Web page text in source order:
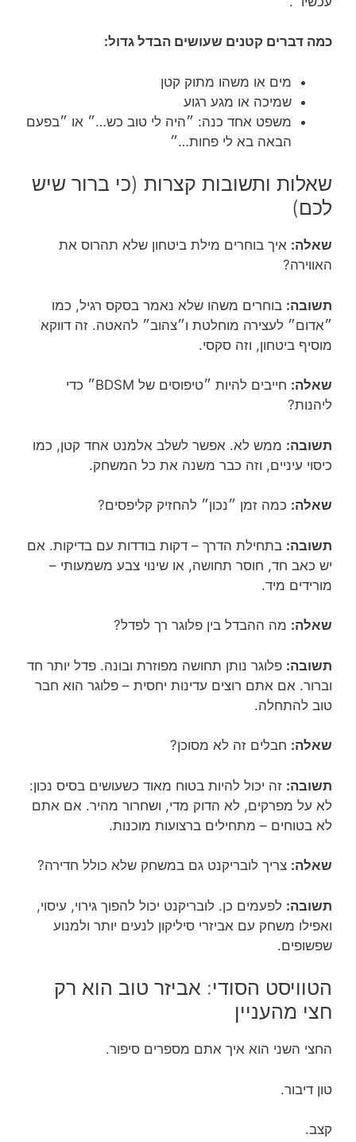
כמה דברים קטנים שעושים הבדל גדול:
מים או משהו מתוק קטן
שמיכה או מגע רגוע
משפט אחד כנה: ״היה לי טוב כש…״ או ״בפעם
הבאה בא לי פחות…״
שאלות ותשובות קצרות (כי ברור שיש
לכם)
שאלה: איך בוחרים מילת ביטחון שלא תהרוס את
האווירה?
תשובה: בוחרים משהו שלא נאמר בסקס רגיל, כמו
״אדום״ לעצירה מוחלטת ו״צהוב״ להאטה. זה דווקא
מוסיף ביטחון, וזה סקסי.
שאלה:
חייבים להיות ״טיפוסים של BDSM״ כדי
ליהנות?
תשובה: ממש לא. אפשר לשלב אלמנט אחד קטן, כמו
כיסוי עיניים, וזה כבר משנה את כל המשחק.
שאלה: כמה זמן ״נכון״ להחזיק קליפסים?
תשובה: בתחילת הדרך – דקות בודדות עם בדיקות. אם
יש כאב חד, חוסר תחושה, או שינוי צבע משמעותי –
מורידים מיד.
שאלה: מה ההבדל בין פלוגר רך לפדל?
תשובה: פלוגר נותן תחושה מפוזרת ובונה. פדל יותר חד
וברור. אם אתם רוצים עדינות יחסית – פלוגר הוא חבר
טוב להתחלה.
שאלה: חבלים זה לא מסוכן?
תשובה: זה יכול להיות בטוח מאוד כשעושים בסיס נכון:
לא על מפרקים, לא הדוק מדי, ושחרור מהיר. אם אתם
לא בטוחים – מתחילים ברצועות מוכנות.
שאלה: צריך לובריקנט גם במשחק שלא כולל חדירה?
תשובה: לפעמים כן. לובריקנט יכול להפוך גירוי, עיסוי,
ואפילו משחק עם אביזרי סיליקון לנעים יותר ולמנוע
שפשופים.
הטוויסט הסודי: אביזר טוב הוא רק
חצי מהעניין
החצי השני הוא איך אתם מספרים סיפור.
טון דיבור.
קצב.